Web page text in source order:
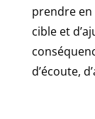
prendre
cible et
d’écoute,